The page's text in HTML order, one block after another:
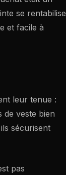
se rentabilise
et facile à
leur tenue :
de veste bien
sécurisent
pas